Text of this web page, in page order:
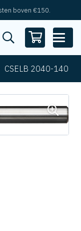
boven €150.
CSELB 2040-140